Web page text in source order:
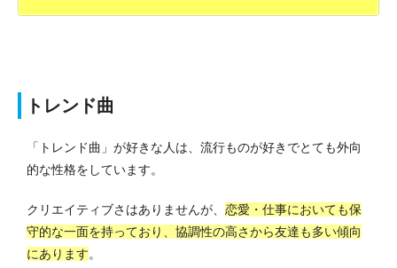
トレンド曲
「トレンド曲」が好きな人は、流行ものが好きでとても外向
的な性格をしています。
クリエイティブさはありませんが、 恋愛・仕事においても保
守的な一面を持っており、協調性の高さから友達も多い傾向
にあります。